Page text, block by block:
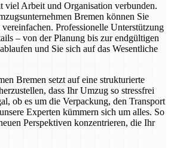
viel Arbeit und Organisation verbunden.
Bremen können Sie
vereinfachen. Professionelle Unterstützung
– von der Planung bis zur endgültigen
und Sie sich auf das Wesentliche
Bremen setzt auf eine strukturierte
dass Ihr Umzug so stressfrei
ob es um die Verpackung, den Transport
Experten kümmern sich um alles. So
Perspektiven konzentrieren, die Ihr